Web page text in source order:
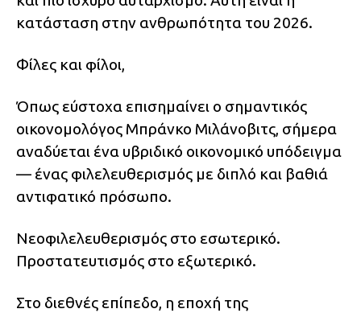
κατάσταση στην ανθρωπότητα του 2026.
Φίλες και φίλοι,
Όπως εύστοχα επισημαίνει ο σημαντικός
οικονομολόγος Μπράνκο Μιλάνοβιτς, σήμερα
αναδύεται ένα υβριδικό οικονομικό υπόδειγμα
— ένας φιλελευθερισμός με διπλό και βαθιά
αντιφατικό πρόσωπο.
Νεοφιλελευθερισμός στο εσωτερικό.
Προστατευτισμός στο εξωτερικό.
Στο διεθνές επίπεδο, η εποχή της